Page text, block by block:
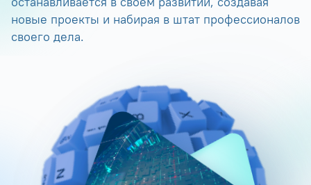
новые проекты и набирая в штат профессионалов
своего дела.